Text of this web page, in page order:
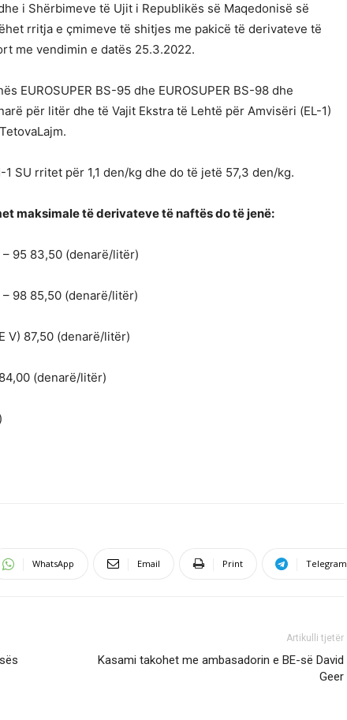
i Shërbimeve të Ujit i Republikës së Maqedonisë së
rritja e çmimeve të shitjes me pakicë të derivateve të
me vendimin e datës 25.3.2022.
ЕUROSUPER BS-95 dhe ЕUROSUPER BS-98 dhe
për litër dhe të Vajit Ekstra të Lehtë për Amvisëri (ЕL-1)
SU rritet për 1,1 den/kg dhe do të jetë 57,3 den/kg.
maksimale të derivateve të naftës do të jenë:
– 95 83,50 (denarë/litër)
– 98 85,50 (denarë/litër)
V) 87,50 (denarë/litër)
(denarë/litër)
WhatsApp Email Print Telegram
Artikulli tjetër
Kasami takohet me ambasadorin e BE-së David
Geer